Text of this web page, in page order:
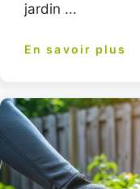
jardin ...
En savoir plus